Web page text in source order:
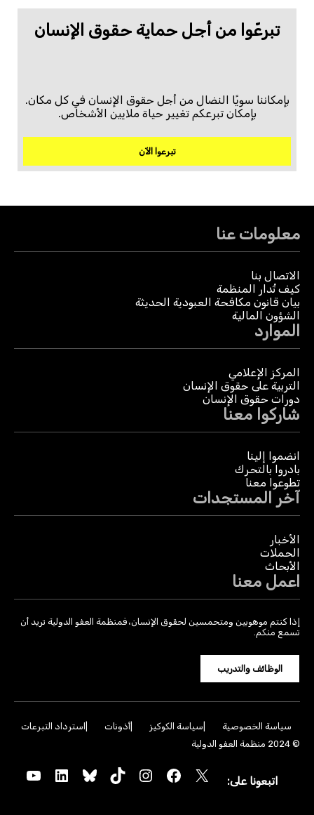
تبرعّوا من أجل حماية حقوق الإنسان
بإمكاننا سويًا النضال من أجل حقوق الإنسان في كل مكان.
بإمكان تبرعكم تغيير حياة ملايين الأشخاص.
تبرعوا الآن
معلومات عنا
الاتصال بنا
كيف تُدار المنظمة
بيان قانون مكافحة العبودية الحديثة
الشؤون المالية
الموارد
المركز الإعلامي
التربية على حقوق الإنسان
دورات حقوق الإنسان
شاركوا معنا
انضموا إلينا
بادروا بالتحرك
تطوعوا معنا
آخر المستجدات
الأخبار
الحملات
الأبحاث
اعمل معنا
إذا كنتم موهوبين ومتحمسين لحقوق الإنسان، فمنظمة العفو الدولية تريد أن
تسمع منكم.
الوظائف والتدريب
سياسة الخصوصية سياسة الكوكيز أذونات
استرداد التبرعات
© 2024 منظمة العفو الدولية
اتبعونا على: X
Facebook
Instagram
TikTok
Bluesky
LinkedIn
YouTube